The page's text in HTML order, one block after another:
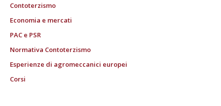
Contoterzismo
Economia e mercati
PAC e PSR
Normativa Contoterzismo
Esperienze di agromeccanici europei
Corsi